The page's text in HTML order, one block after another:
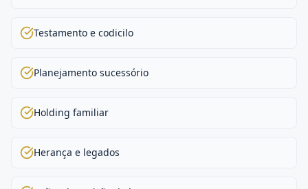
Testamento e codicilo
Planejamento sucessório
Holding familiar
Herança e legados